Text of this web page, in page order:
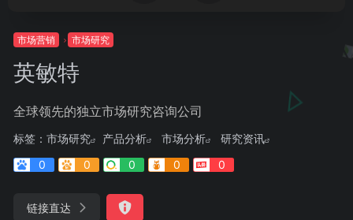
市场营销 市场研究
英敏特
全球领先的独立市场研究咨询公司
标签： 市场研究 产品分析 市场分析
研究资讯
0
0 0 0 0
链接直达